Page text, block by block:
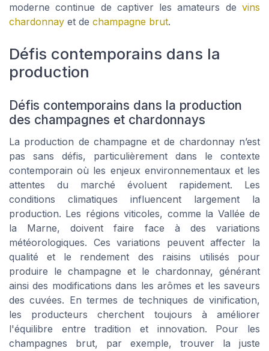
moderne continue de captiver les amateurs de vins
chardonnay et de champagne brut.
Défis contemporains dans la
production
Défis contemporains dans la production
des champagnes et chardonnays
La production de champagne et de chardonnay n’est
pas sans défis, particulièrement dans le contexte
contemporain où les enjeux environnementaux et les
attentes du marché évoluent rapidement. Les
conditions climatiques influencent largement la
production. Les régions viticoles, comme la Vallée de
la Marne, doivent faire face à des variations
météorologiques. Ces variations peuvent affecter la
qualité et le rendement des raisins utilisés pour
produire le champagne et le chardonnay, générant
ainsi des modifications dans les arômes et les saveurs
des cuvées. En termes de techniques de vinification,
les producteurs cherchent toujours à améliorer
l'équilibre entre tradition et innovation. Pour les
champagnes brut, par exemple, trouver la juste